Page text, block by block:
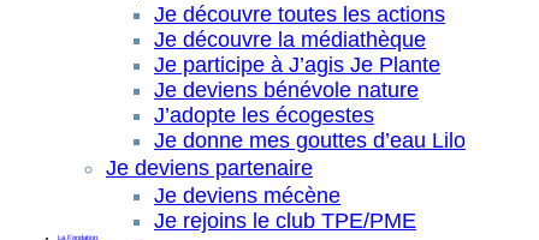
Je découvre toutes les actions
Je découvre la médiathèque
Je participe à J’agis Je Plante
Je deviens bénévole nature
J’adopte les écogestes
Je donne mes gouttes d’eau Lilo
Je deviens partenaire
Je deviens mécène
Je rejoins le club TPE/PME
La Fondation